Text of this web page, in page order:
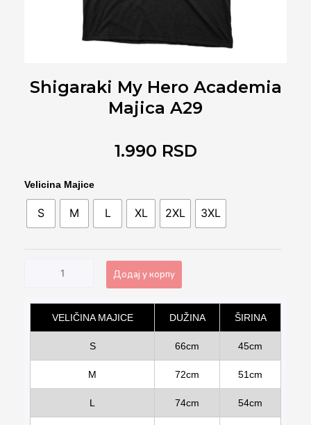
Shigaraki My Hero Academia
Majica A29
1.990 RSD
Velicina Majice
S M L XL 2XL 3XL
Shigaraki
My
Hero
Academia
количина
Додај у корпу
Alternative:
VELIČINA MAJICE
DUŽINA ŠIRINA
S 66cm 45cm
M 72cm 51cm
L 74cm 54cm